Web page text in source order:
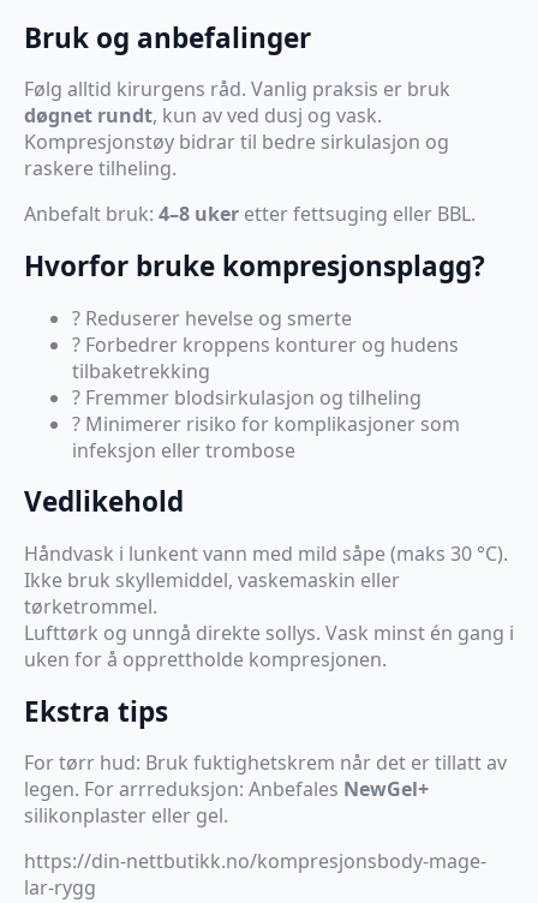
Bruk og anbefalinger
Følg alltid kirurgens råd. Vanlig praksis er bruk
døgnet rundt, kun av ved dusj og vask.
Kompresjonstøy bidrar til bedre sirkulasjon og
raskere tilheling.
Anbefalt bruk: 4–8 uker etter fettsuging eller BBL.
Hvorfor bruke kompresjonsplagg?
? Reduserer hevelse og smerte
? Forbedrer kroppens konturer og hudens
tilbaketrekking
? Fremmer blodsirkulasjon og tilheling
? Minimerer risiko for komplikasjoner som
infeksjon eller trombose
Vedlikehold
Håndvask i lunkent vann med mild såpe (maks 30 °C).
Ikke bruk skyllemiddel, vaskemaskin eller
tørketrommel.
Lufttørk og unngå direkte sollys. Vask minst én gang i
uken for å opprettholde kompresjonen.
Ekstra tips
For tørr hud: Bruk fuktighetskrem når det er tillatt av
legen. For arrreduksjon: Anbefales NewGel+
silikonplaster eller gel.
https://din-nettbutikk.no/kompresjonsbody-mage-
lar-rygg